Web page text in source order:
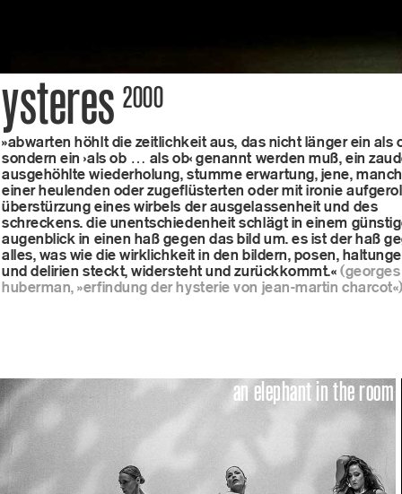
ysteres2000
»abwarten höhlt die zeitlichkeit aus, das nicht länger ein als
sondern ein ›als ob … als ob‹ genannt werden muß, ein
ausgehöhlte wiederholung, stumme erwartung, jene,
einer heulenden oder zugeflüsterten oder mit ironie
überstürzung eines wirbels der ausgelassenheit und des
schreckens. die unentschiedenheit schlägt in einem
augenblick in einen haß gegen das bild um. es ist der haß
alles, was wie die wirklichkeit in den bildern, posen,
und delirien steckt, widersteht und zurückkommt.«
huberman, »erfindung der hysterie von jean-martin
an elephant in the room